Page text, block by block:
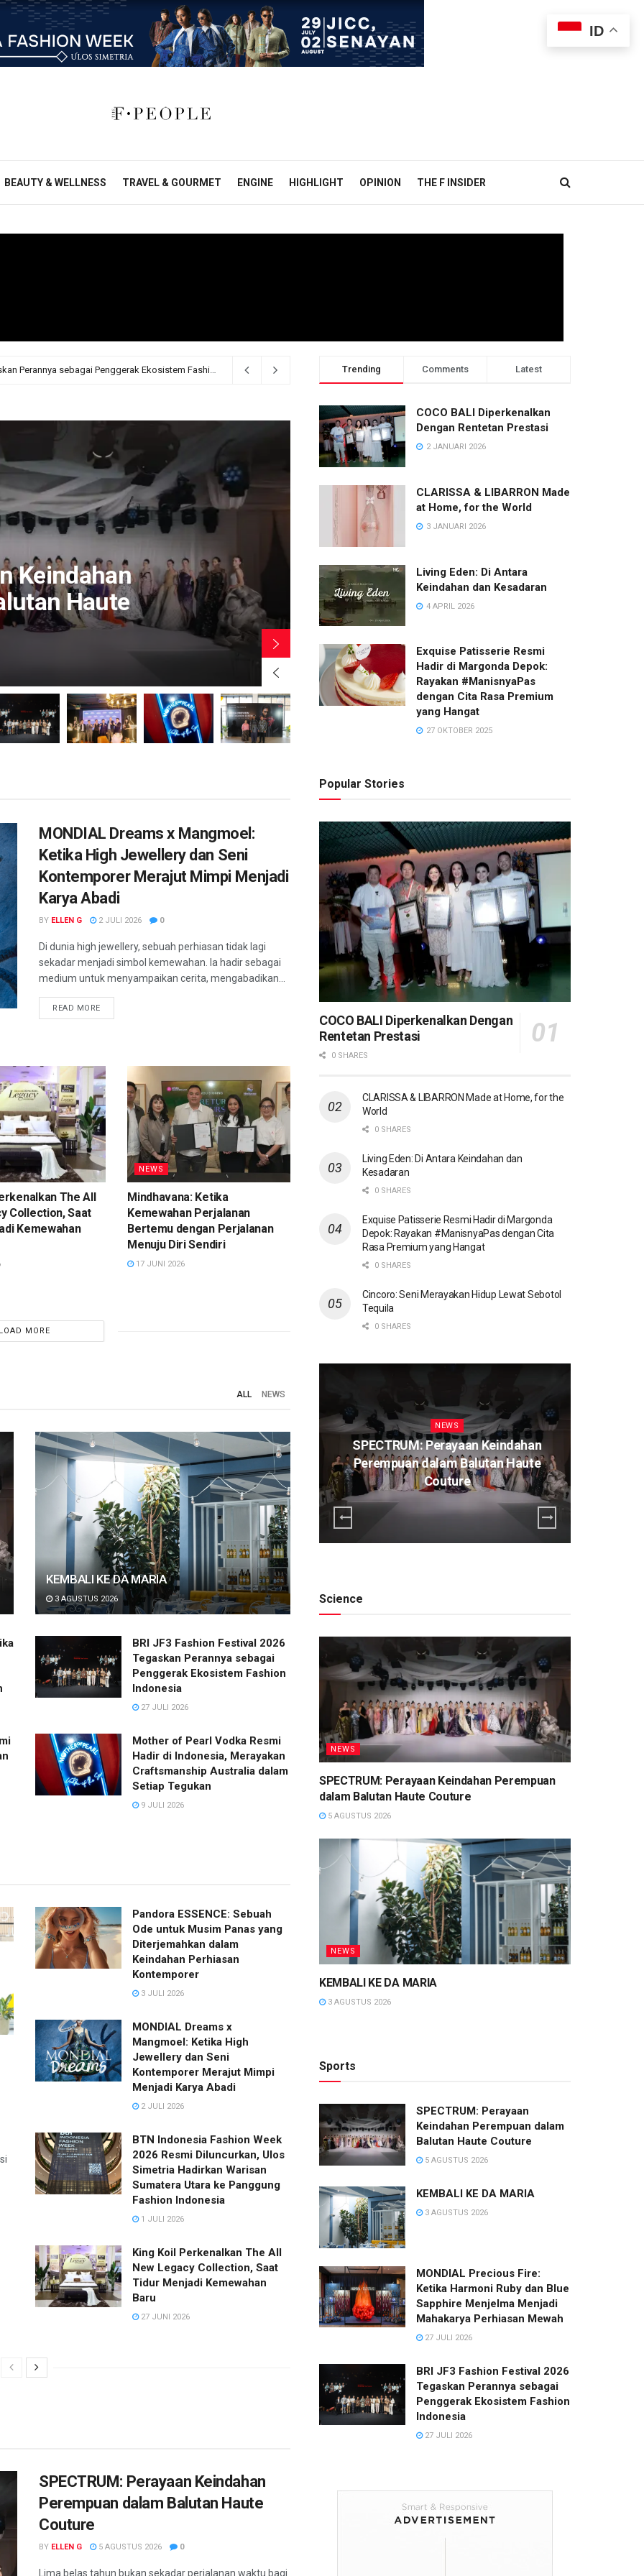
BEAUTY & WELLNESS TRAVEL & GOURMET ENGINE HIGHLIGHT OPINION THE F INSIDER
BRI JF3 Fashion Festival 2026 Tegaskan Perannya sebagai Penggerak Ekosistem Fashion Indonesia 2 minggu ago
Keindahan
Haute
NEWS
KEMBALI KE DA MARIA
RACHEL OCTAVIA 3 AGUSTUS 2026
MONDIAL Dreams x Mangmoel:
Ketika High Jewellery dan Seni
Kontemporer Merajut Mimpi Menjadi
Karya Abadi
BY ELLEN G 2 JULI 2026 0
Di dunia high jewellery, sebuah perhiasan tidak lagi
sekadar menjadi simbol kemewahan. Ia hadir sebagai
medium untuk menyampaikan cerita, mengabadikan...
READ MORE
The All
Collection, Saat
Kemewahan
NEWS
Mindhavana: Ketika
Kemewahan Perjalanan
Bertemu dengan Perjalanan
Menuju Diri Sendiri
17 JUNI 2026
LOAD MORE
ALL NEWS
KEMBALI KE DA MARIA
3 AGUSTUS 2026
BRI JF3 Fashion Festival 2026
Tegaskan Perannya sebagai
Penggerak Ekosistem Fashion
Indonesia
27 JULI 2026
Mother of Pearl Vodka Resmi
Hadir di Indonesia, Merayakan
Craftsmanship Australia dalam
Setiap Tegukan
9 JULI 2026
Pandora ESSENCE: Sebuah
Ode untuk Musim Panas yang
Diterjemahkan dalam
Keindahan Perhiasan
Kontemporer
3 JULI 2026
MONDIAL Dreams x
Mangmoel: Ketika High
Jewellery dan Seni
Kontemporer Merajut Mimpi
Menjadi Karya Abadi
2 JULI 2026
BTN Indonesia Fashion Week
2026 Resmi Diluncurkan, Ulos
Simetria Hadirkan Warisan
Sumatera Utara ke Panggung
Fashion Indonesia
1 JULI 2026
King Koil Perkenalkan The All
New Legacy Collection, Saat
Tidur Menjadi Kemewahan
Baru
27 JUNI 2026
SPECTRUM: Perayaan Keindahan
Perempuan dalam Balutan Haute
Couture
BY ELLEN G 5 AGUSTUS 2026 0
Lima belas tahun bukan sekadar perjalanan waktu bagi
Trending Comments Latest
COCO BALI Diperkenalkan
Dengan Rentetan Prestasi
2 JANUARI 2026
CLARISSA & LIBARRON Made
at Home, for the World
3 JANUARI 2026
Living Eden: Di Antara
Keindahan dan Kesadaran
4 APRIL 2026
Exquise Patisserie Resmi
Hadir di Margonda Depok:
Rayakan #ManisnyaPas
dengan Cita Rasa Premium
yang Hangat
27 OKTOBER 2025
Popular Stories
COCO BALI Diperkenalkan Dengan
Rentetan Prestasi
0 SHARES
CLARISSA & LIBARRON Made at Home, for the
World
0 SHARES
Living Eden: Di Antara Keindahan dan
Kesadaran
0 SHARES
Exquise Patisserie Resmi Hadir di Margonda
Depok: Rayakan #ManisnyaPas dengan Cita
Rasa Premium yang Hangat
0 SHARES
Cincoro: Seni Merayakan Hidup Lewat Sebotol
Tequila
0 SHARES
Glengoyne dan Tamdhu Resmi Hadir di
Indonesia, Merayakan Seni
Craftsmanship dalam Single Malt
Scotch Whisky
NEWS
SPECTRUM: Perayaan Keindahan
Perempuan dalam Balutan Haute
Couture
Science
NEWS
SPECTRUM: Perayaan Keindahan Perempuan
dalam Balutan Haute Couture
5 AGUSTUS 2026
NEWS
KEMBALI KE DA MARIA
3 AGUSTUS 2026
Sports
SPECTRUM: Perayaan
Keindahan Perempuan dalam
Balutan Haute Couture
5 AGUSTUS 2026
KEMBALI KE DA MARIA
3 AGUSTUS 2026
MONDIAL Precious Fire:
Ketika Harmoni Ruby dan Blue
Sapphire Menjelma Menjadi
Mahakarya Perhiasan Mewah
27 JULI 2026
BRI JF3 Fashion Festival 2026
Tegaskan Perannya sebagai
Penggerak Ekosistem Fashion
Indonesia
27 JULI 2026
ID